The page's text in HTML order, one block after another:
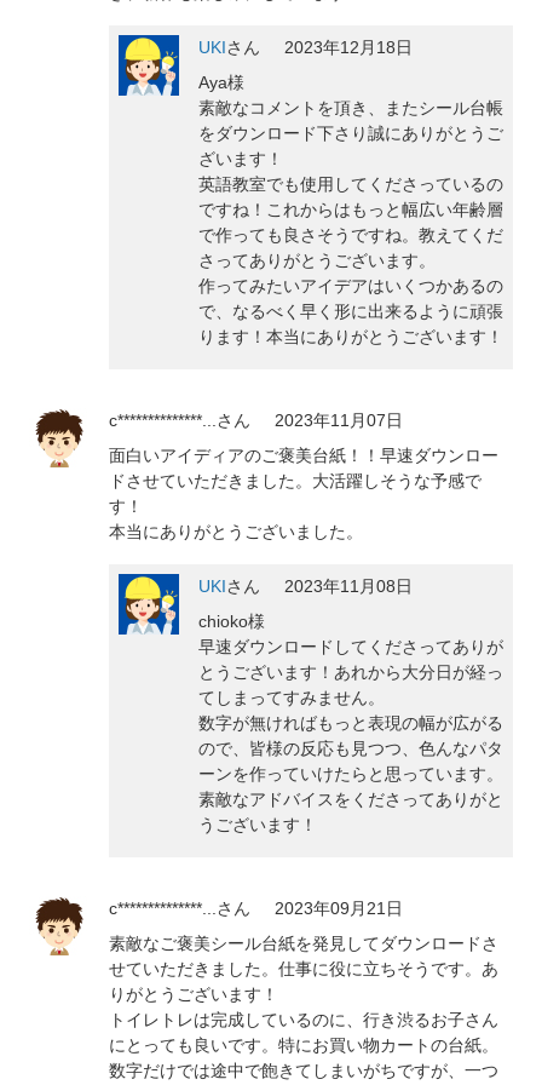
UKIさん
2023年12月18日
Aya様
素敵なコメントを頂き、またシール台帳
をダウンロード下さり誠にありがとうご
ざいます！
英語教室でも使用してくださっているの
ですね！これからはもっと幅広い年齢層
で作っても良さそうですね。教えてくだ
さってありがとうございます。
作ってみたいアイデアはいくつかあるの
で、なるべく早く形に出来るように頑張
ります！本当にありがとうございます！
c**************... さん
2023年11月07日
面白いアイディアのご褒美台紙！！早速ダウンロー
ドさせていただきました。大活躍しそうな予感で
す！
本当にありがとうございました。
UKIさん
2023年11月08日
chioko様
早速ダウンロードしてくださってありが
とうございます！あれから大分日が経っ
てしまってすみません。
数字が無ければもっと表現の幅が広がる
ので、皆様の反応も見つつ、色んなパタ
ーンを作っていけたらと思っています。
素敵なアドバイスをくださってありがと
うございます！
c**************... さん
2023年09月21日
素敵なご褒美シール台紙を発見してダウンロードさ
せていただきました。仕事に役に立ちそうです。あ
りがとうございます！
トイレトレは完成しているのに、行き渋るお子さん
にとっても良いです。特にお買い物カートの台紙。
数字だけでは途中で飽きてしまいがちですが、一つ